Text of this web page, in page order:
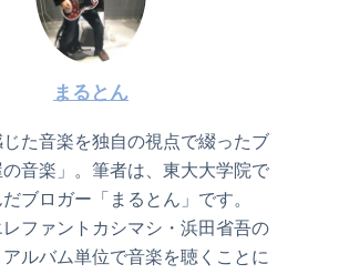
まるとん
た音楽を独自の視点で綴ったブ
の音楽」。筆者は、東大大学院で
ブロガー「まるとん」です。
レファントカシマシ・浜田省吾の
ルバム単位で音楽を聴くことに